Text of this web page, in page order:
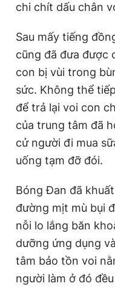
chi chít dấu chân
Sau mấy tiếng
cũng đã đưa được
con bị vùi trong
sức. Không thể
để trả lại voi con
của trung tâm đã
cử người đi mua
uống tạm đỡ đói.
Bóng Đan đã
đường mịt mù bụi
nỗi lo lắng băn
dưỡng ứng dụng
tâm bảo tồn voi
người làm ở đó